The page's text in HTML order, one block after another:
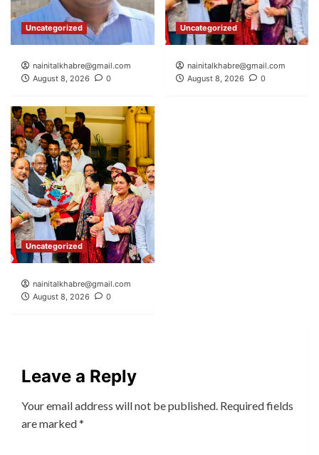
Uncategorized
nainitalkhabre@gmail.com
August 8, 2026
0
Uncategorized
nainitalkhabre@gmail.com
August 8, 2026
0
Uncategorized
nainitalkhabre@gmail.com
August 8, 2026
0
Leave a Reply
Your email address will not be published. Required fields
are marked*